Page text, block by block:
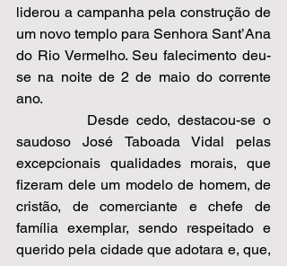
liderou a campanha pela construção de
um novo templo para Senhora Sant’Ana
do Rio Vermelho. Seu falecimento deu-
se na noite de 2 de maio do corrente
ano.
saudoso José Taboada Vidal pelas
excepcionais qualidades morais, que
fizeram dele um modelo de homem, de
cristão, de comerciante e chefe de
família exemplar, sendo respeitado e
querido pela cidade que adotara e, que,